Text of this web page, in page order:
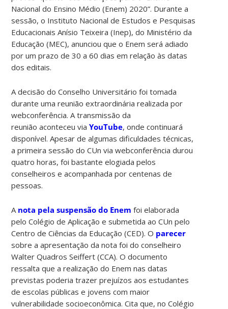
Nacional do Ensino Médio (Enem) 2020”. Durante a
sessão, o Instituto Nacional de Estudos e Pesquisas
Educacionais Anísio Teixeira (Inep), do Ministério da
Educação (MEC), anunciou que o Enem será adiado
por um prazo de 30 a 60 dias em relação às datas
dos editais.
A decisão do Conselho Universitário foi tomada
durante uma reunião extraordinária realizada por
webconferência. A transmissão da
reunião aconteceu viaYouTube, onde continuará
disponível. Apesar de algumas dificuldades técnicas,
a primeira sessão do CUn via webconferência durou
quatro horas, foi bastante elogiada pelos
conselheiros e acompanhada por centenas de
pessoas.
A nota pela suspensão do Enem foi elaborada
pelo Colégio de Aplicação e submetida ao CUn pelo
Centro de Ciências da Educação (CED). O parecer
sobre a apresentação da nota foi do conselheiro
Walter Quadros Seiffert (CCA). O documento
ressalta que a realização do Enem nas datas
previstas poderia trazer prejuízos aos estudantes
de escolas públicas e jovens com maior
vulnerabilidade socioeconômica. Cita que, no Colégio